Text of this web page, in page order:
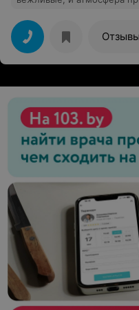
Марины.Впервые сделал
делу.Спасибо ещё раз!!Отзывы